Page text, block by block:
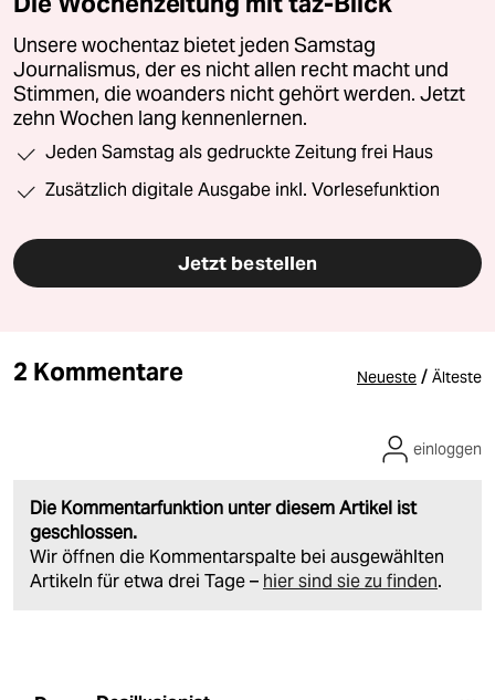
Unsere wochentaz bietet jeden Samstag
Journalismus, der es nicht allen recht macht und
Stimmen, die woanders nicht gehört werden. Jetzt
zehn Wochen lang kennenlernen.
Jeden Samstag als gedruckte Zeitung frei Haus
Zusätzlich digitale Ausgabe inkl. Vorlesefunktion
Jetzt bestellen
2 Kommentare Neueste / Älteste
Die Kommentarfunktion unter diesem Artikel ist
geschlossen.
Wir öffnen die Kommentarspalte bei ausgewählten
Artikeln für etwa drei Tage – hier sind sie zu finden.
einloggen